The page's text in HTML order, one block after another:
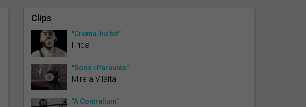
Clips
"Crema-ho tot"
Frida
"Sons i Paraules"
Mireia Vilalta
"A Contrallum"